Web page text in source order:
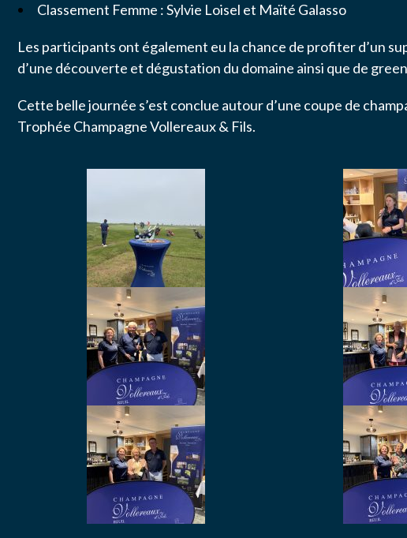
Classement Femme : Sylvie Loisel et Maïté Galasso
Les participants ont également eu la chance de profiter d’un
d’une découverte et dégustation du domaine ainsi que de
Cette belle journée s’est conclue autour d’une coupe de
Trophée Champagne Vollereaux & Fils.
ENVOYER